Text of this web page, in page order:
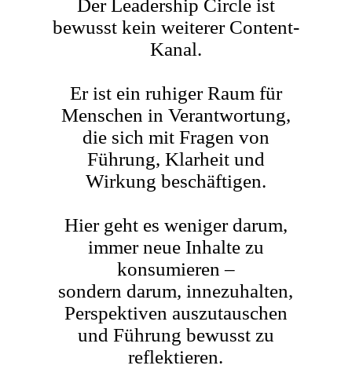
Der Leadership Circle ist
bewusst kein weiterer Content-
Kanal.
Er ist ein ruhiger Raum für
Menschen in Verantwortung,
die sich mit Fragen von
Führung, Klarheit und
Wirkung beschäftigen.
Hier geht es weniger darum,
immer neue Inhalte zu
konsumieren –
sondern darum, innezuhalten,
Perspektiven auszutauschen
und Führung bewusst zu
reflektieren.